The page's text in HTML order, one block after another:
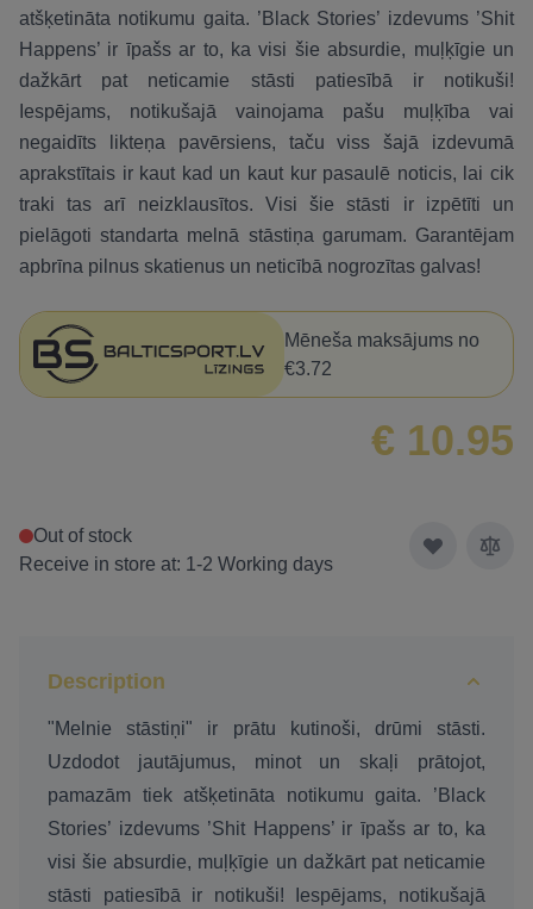
atšķetināta notikumu gaita. ’Black Stories’ izdevums ’Shit
Happens’ ir īpašs ar to, ka visi šie absurdie, muļķīgie un
dažkārt pat neticamie stāsti patiesībā ir notikuši!
Iespējams, notikušajā vainojama pašu muļķība vai
negaidīts likteņa pavērsiens, taču viss šajā izdevumā
aprakstītais ir kaut kad un kaut kur pasaulē noticis, lai cik
traki tas arī neizklausītos. Visi šie stāsti ir izpētīti un
pielāgoti standarta melnā stāstiņa garumam. Garantējam
apbrīna pilnus skatienus un neticībā nogrozītas galvas!
Mēneša maksājums no
€3.72
€ 10.95
Out of stock
Receive in store at: 1-2 Working days
Description
"Melnie stāstiņi" ir prātu kutinoši, drūmi stāsti.
Uzdodot jautājumus, minot un skaļi prātojot,
pamazām tiek atšķetināta notikumu gaita. ’Black
Stories’ izdevums ’Shit Happens’ ir īpašs ar to, ka
visi šie absurdie, muļķīgie un dažkārt pat neticamie
stāsti patiesībā ir notikuši! Iespējams, notikušajā